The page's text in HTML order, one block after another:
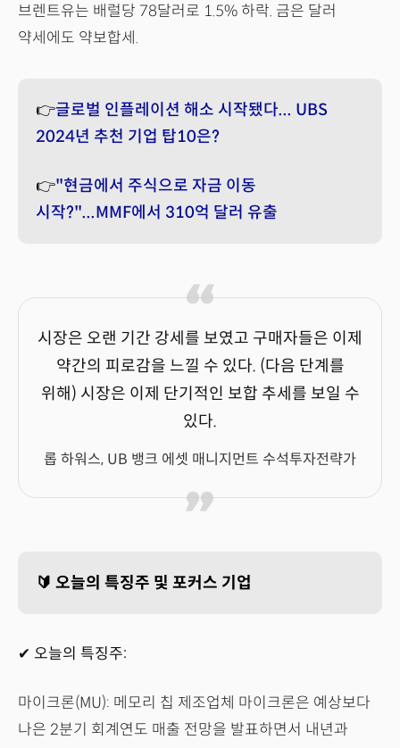
브렌트유는 배럴당 78달러로 1.5% 하락. 금은 달러
약세에도 약보합세.
👉글로벌 인플레이션 해소 시작됐다... UBS
2024년 추천 기업 탑10은?
👉"현금에서 주식으로 자금 이동
시작?"...MMF에서 310억 달러 유출
시장은 오랜 기간 강세를 보였고 구매자들은 이제
약간의 피로감을 느낄 수 있다. (다음 단계를
위해) 시장은 이제 단기적인 보합 추세를 보일 수
있다.
롭 하워스, UB 뱅크 에셋 매니지먼트 수석투자전략가
🔰 오늘의 특징주 및 포커스 기업
✔ 오늘의 특징주:
마이크론(MU): 메모리 칩 제조업체 마이크론은 예상보다
나은 2분기 회계연도 매출 전망을 발표하면서 내년과